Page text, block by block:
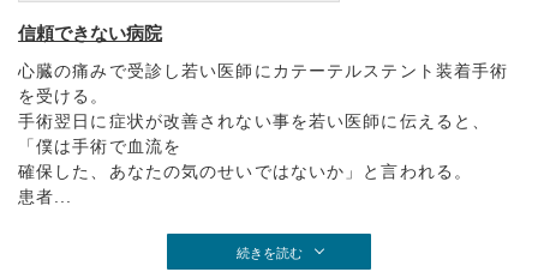
信頼できない病院
心臓の痛みで受診し若い医師にカテーテルステント装着手術
を受ける。
手術翌日に症状が改善されない事を若い医師に伝えると、
「僕は手術で血流を
確保した、あなたの気のせいではないか」と言われる。
患者...
続きを読む